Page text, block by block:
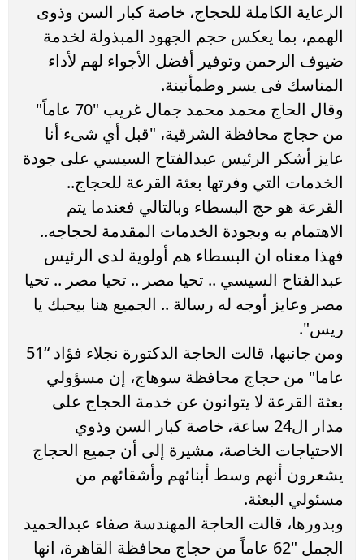
الرعاية الكاملة للحجاج، خاصة كبار السن وذوى
الهمم، بما يعكس حجم الجهود المبذولة لخدمة
ضيوف الرحمن وتوفير أفضل الأجواء لهم لأداء
المناسك فى يسر وطمأنينة.
وقال الحاج محمد محمد جمال غريب "70 عاماً"
من حجاج محافظة الشرقية، "قبل أي شىء أنا
عايز أشكر الرئيس عبدالفتاح السيسي على جودة
الخدمات التي وفرتها بعثة القرعة للحجاج..
القرعة هو حج البسطاء وبالتالي فعندما يتم
الاهتمام به وبجودة الخدمات المقدمة لحجاجه..
فهذا معناه ان البسطاء هم أولوية لدى الرئيس
عبدالفتاح السيسي .. تحيا مصر .. تحيا مصر .. تحيا
مصر وعايز أوجه له رسالة .. الجميع هنا بيحبك يا
ريس".
ومن جانبها، قالت الحاجة الدكتورة نجلاء فؤاد “51
عاما" من حجاج محافظة سوهاج، إن مسؤولي
بعثة القرعة لا يتوانون عن خدمة الحجاج على
مدار ال24 ساعة، خاصة كبار السن وذوي
الاحتياجات الخاصة، مشيرة إلى أن جميع الحجاج
يشعرون أنهم وسط أبنائهم وأشقائهم من
مسئولي البعثة.
وبدورها، قالت الحاجة المهندسة صفاء عبدالحميد
الجمل "62 عاماً من حجاج محافظة القاهرة، انها